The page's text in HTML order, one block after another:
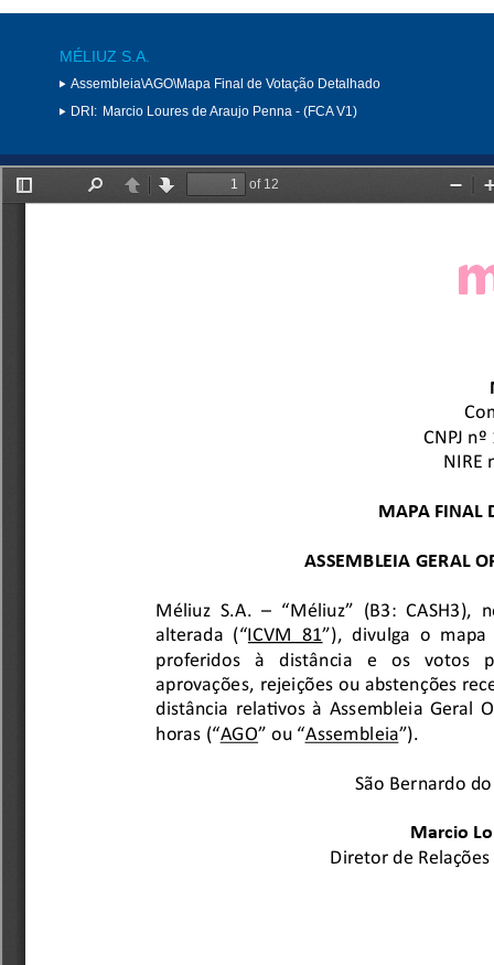
MÉLIUZ S.A.
Assembleia\AGO\Mapa Final de Votação Detalhado
DRI: Marcio Loures de Araujo Penna - (FCA V1)